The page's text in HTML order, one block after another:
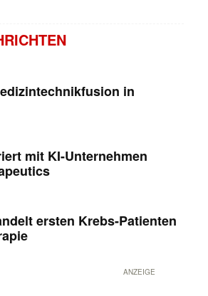
in
mit KI-Unternehmen
ersten Krebs-Patienten
ANZEIGE